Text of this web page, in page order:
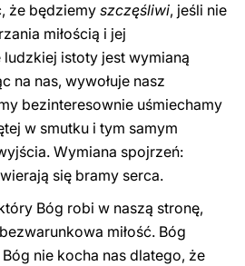
że będziemy szczęśliwi, jeśli nie
miłością i jej
istoty jest wymianą
na nas, wywołuje nasz
bezinteresownie uśmiechamy
w smutku i tym samym
Wymiana spojrzeń:
się bramy serca.
Bóg robi w naszą stronę,
miłość. Bóg
nie kocha nas dlatego, że